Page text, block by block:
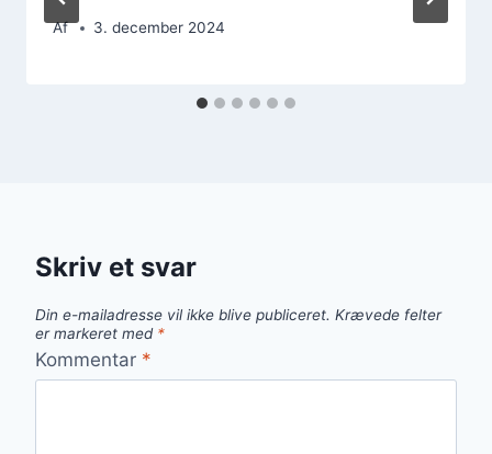
Af 3. december 2024
Skriv et svar
Din e-mailadresse vil ikke blive publiceret. Krævede felter
er markeret med *
Kommentar *